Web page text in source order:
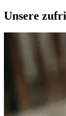
Unsere